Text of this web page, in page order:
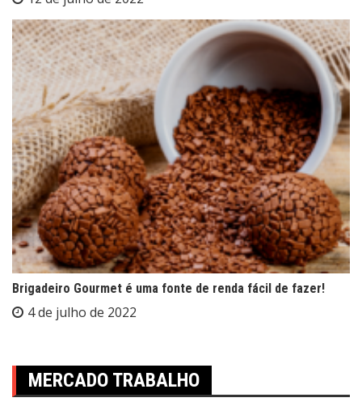
Brigadeiro Gourmet é uma fonte de renda fácil de fazer!
4 de julho de 2022
MERCADO TRABALHO